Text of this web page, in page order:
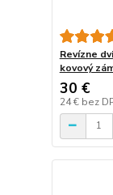
Revízne
kovový
30 €
24 € bez